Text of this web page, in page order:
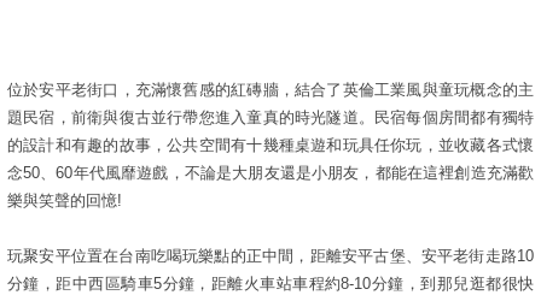
位於安平老街口，充滿懷舊感的紅磚牆，結合了英倫工業風與童玩概念的主
題民宿，前衛與復古並行帶您進入童真的時光隧道。民宿每個房間都有獨特
的設計和有趣的故事，公共空間有十幾種桌遊和玩具任你玩，並收藏各式懷
念50、60年代風靡遊戲，不論是大朋友還是小朋友，都能在這裡創造充滿歡
樂與笑聲的回憶!
玩聚安平位置在台南吃喝玩樂點的正中間，距離安平古堡、安平老街走路10
分鐘，距中西區騎車5分鐘，距離火車站車程約8-10分鐘，到那兒逛都很快